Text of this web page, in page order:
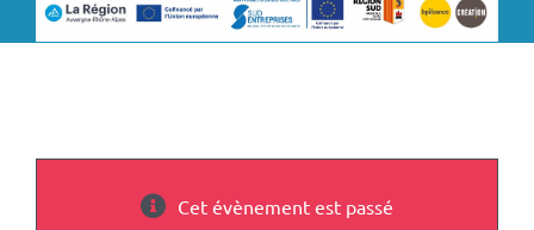
Cet évènement est passé